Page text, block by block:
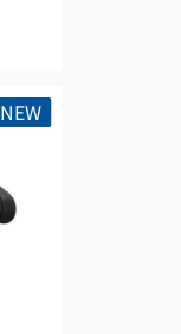
NEW